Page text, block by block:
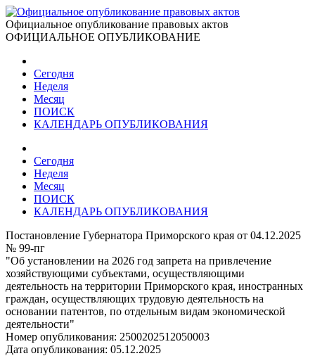
Официальное опубликование правовых актов
ОФИЦИАЛЬНОЕ ОПУБЛИКОВАНИЕ
Сегодня
Неделя
Месяц
ПОИСК
КАЛЕНДАРЬ ОПУБЛИКОВАНИЯ
Сегодня
Неделя
Месяц
ПОИСК
КАЛЕНДАРЬ ОПУБЛИКОВАНИЯ
Постановление Губернатора Приморского края от 04.12.2025
№ 99-пг
"Об установлении на 2026 год запрета на привлечение
хозяйствующими субъектами, осуществляющими
деятельность на территории Приморского края, иностранных
граждан, осуществляющих трудовую деятельность на
основании патентов, по отдельным видам экономической
деятельности"
Номер опубликования: 2500202512050003
Дата опубликования: 05.12.2025